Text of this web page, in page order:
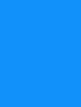
Een zichtbare
en ondersteunende
onderdelen naar
Voor veel collega’s
In de basis blijven zij
Het uitgangspunt was